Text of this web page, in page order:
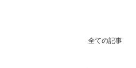
全ての記事